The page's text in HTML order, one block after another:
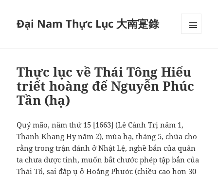
Đại Nam Thực Lục 大南寔錄
Thực lục về Thái Tông Hiếu
triết hoàng đế Nguyễn Phúc
Tần (hạ)
Quý mão, năm thứ 15 [1663] (Lê Cảnh Trị năm 1,
Thanh Khang Hy năm 2), mùa hạ, tháng 5, chúa cho
rằng trong trận đánh ở Nhật Lệ, nghề bắn của quân
ta chưa được tinh, muốn bắt chước phép tập bắn của
Thái Tổ, sai đắp ụ ở Hoằng Phước (chiều cao hơn 30